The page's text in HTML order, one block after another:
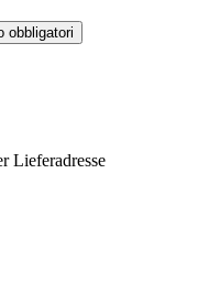
obbligatori
Lieferadresse